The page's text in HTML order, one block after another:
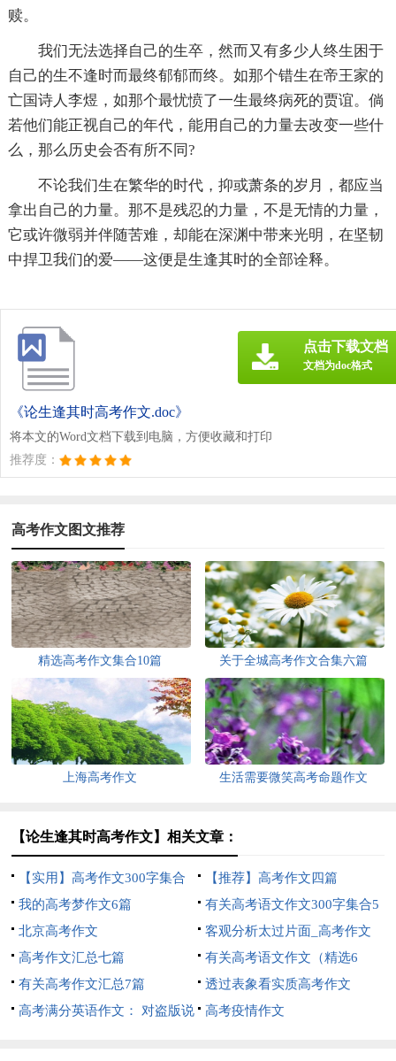
赎。
我们无法选择自己的生卒，然而又有多少人终生困于
自己的生不逢时而最终郁郁而终。如那个错生在帝王家的
亡国诗人李煜，如那个最忧愤了一生最终病死的贾谊。倘
若他们能正视自己的年代，能用自己的力量去改变一些什
么，那么历史会否有所不同?
不论我们生在繁华的时代，抑或萧条的岁月，都应当
拿出自己的力量。那不是残忍的力量，不是无情的力量，
它或许微弱并伴随苦难，却能在深渊中带来光明，在坚韧
中捍卫我们的爱——这便是生逢其时的全部诠释。
《论生逢其时高考作文.doc》
将本文的Word文档下载到电脑，方便收藏和打印
推荐度：
点击下载文档
文档为doc格式
高考作文图文推荐
精选高考作文集合10篇 关于全城高考作文合集六篇
上海高考作文 生活需要微笑高考命题作文
【论生逢其时高考作文】相关文章：
【实用】高考作文300字集合
八篇
【推荐】高考作文四篇
我的高考梦作文6篇
有关高考语文作文300字集合5
篇
北京高考作文
客观分析太过片面_高考作文
高考作文汇总七篇
有关高考语文作文（精选6
篇）
有关高考作文汇总7篇
透过表象看实质高考作文
高考满分英语作文： 对盗版说
高考疫情作文